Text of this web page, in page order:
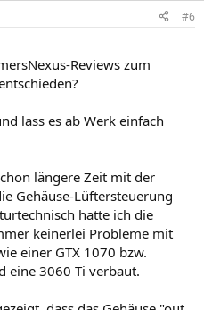
#6
Reviews zum
lass es ab Werk einfach
längere Zeit mit der
Gehäuse-Lüftersteuerung
hatte ich die
keinerlei Probleme mit
einer GTX 1070 bzw.
eine 3060 Ti verbaut.